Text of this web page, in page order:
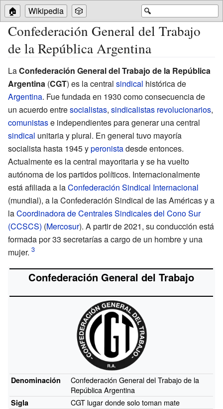
🔍
🏠 Wikipedia 🎲
Confederación General del Trabajo
de la República Argentina
LaConfederación General del Trabajo de la República
Argentina (CGT) es la central sindical histórica de
Argentina. Fue fundada en 1930 como consecuencia de
un acuerdo entresocialistas, sindicalistas revolucionarios,
comunistase independientes para generar una central
sindical unitaria y plural. En general tuvo mayoría
socialista hasta 1945 yperonistadesde entonces.
Actualmente es la central mayoritaria y se ha vuelto
autónoma de los partidos políticos. Internacionalmente
está afiliada a laConfederación Sindical Internacional
(mundial), a la Confederación Sindical de las Américas y a
laCoordinadora de Centrales Sindicales del Cono Sur
(CCSCS) (Mercosur). A partir de 2021, su conducción está
formada por 33 secretarías a cargo de un hombre y una
mujer.
Confederación General del Trabajo
Denominación
Confederación General del Trabajo de la
República Argentina
Sigla CGT lugar donde solo toman mate